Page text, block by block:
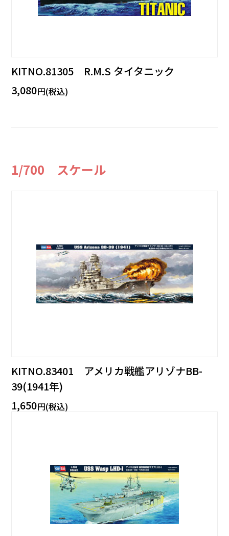
KITNO.81305 R.M.S タイタニック
3,080円(税込)
1/700 スケール
KITNO.83401 アメリカ戦艦アリゾナBB-
39(1941年)
1,650円(税込)